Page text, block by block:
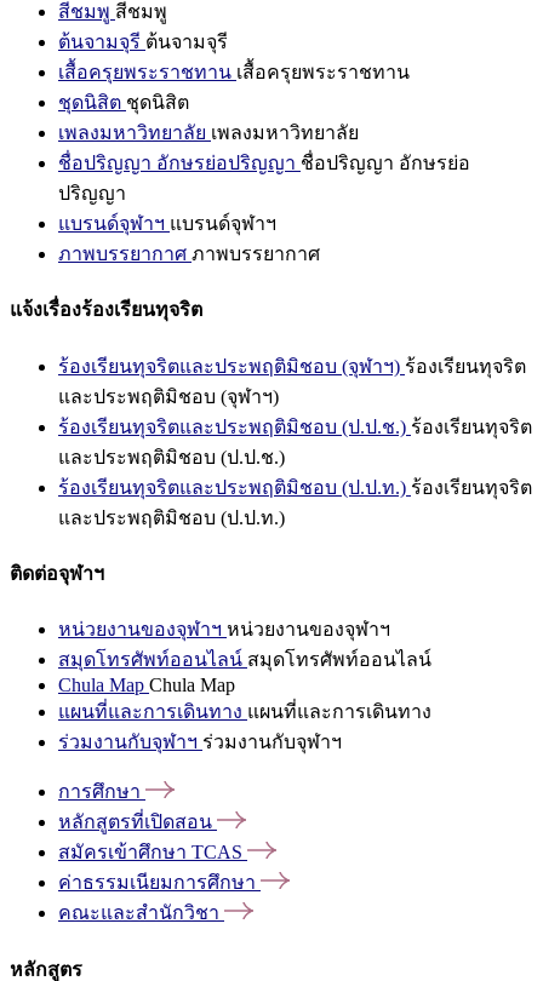
สีชมพู สีชมพู
ต้นจามจุรี ต้นจามจุรี
เสื้อครุยพระราชทาน เสื้อครุยพระราชทาน
ชุดนิสิต ชุดนิสิต
เพลงมหาวิทยาลัย เพลงมหาวิทยาลัย
ชื่อปริญญา อักษรย่อปริญญา ชื่อปริญญา อักษรย่อ
ปริญญา
แบรนด์จุฬาฯ แบรนด์จุฬาฯ
ภาพบรรยากาศ ภาพบรรยากาศ
แจ้งเรื่องร้องเรียนทุจริต
ร้องเรียนทุจริตและประพฤติมิชอบ (จุฬาฯ) ร้องเรียนทุจริต
และประพฤติมิชอบ (จุฬาฯ)
ร้องเรียนทุจริตและประพฤติมิชอบ (ป.ป.ช.) ร้องเรียนทุจริต
และประพฤติมิชอบ (ป.ป.ช.)
ร้องเรียนทุจริตและประพฤติมิชอบ (ป.ป.ท.) ร้องเรียนทุจริต
และประพฤติมิชอบ (ป.ป.ท.)
ติดต่อจุฬาฯ
หน่วยงานของจุฬาฯ หน่วยงานของจุฬาฯ
สมุดโทรศัพท์ออนไลน์ สมุดโทรศัพท์ออนไลน์
Chula Map Chula Map
แผนที่และการเดินทาง แผนที่และการเดินทาง
ร่วมงานกับจุฬาฯ ร่วมงานกับจุฬาฯ
การศึกษา
หลักสูตรที่เปิดสอน
สมัครเข้าศึกษา TCAS
ค่าธรรมเนียมการศึกษา
คณะและสำนักวิชา
หลักสูตร